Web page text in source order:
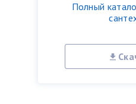
Полный